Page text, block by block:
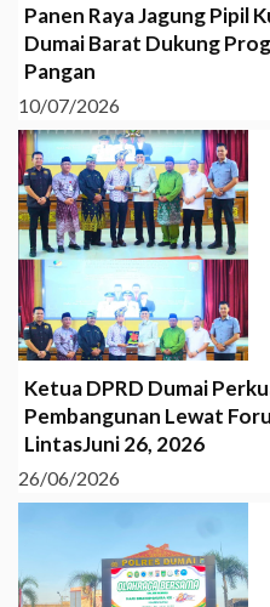
Panen Raya Jagung Pipil
Dumai Barat Dukung
Pangan
10/07/2026
Ketua DPRD Dumai
Pembangunan Lewat
LintasJuni 26, 2026
26/06/2026